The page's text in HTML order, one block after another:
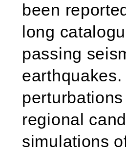
been
long
passing
regional
simulations